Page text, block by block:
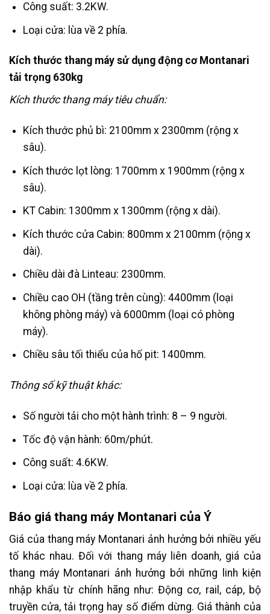
Công suất: 3.2KW.
Loại cửa: lùa về 2 phía.
Kích thước thang máy sử dụng động cơ Montanari
tải trọng 630kg
Kích thước thang máy tiêu chuẩn:
Kích thước phủ bì: 2100mm x 2300mm (rộng x
sâu).
Kích thước lọt lòng: 1700mm x 1900mm (rộng x
sâu).
KT Cabin: 1300mm x 1300mm (rộng x dài).
Kích thước cửa Cabin: 800mm x 2100mm (rộng x
dài).
Chiều dài đà Linteau: 2300mm.
Chiều cao OH (tầng trên cùng): 4400mm (loại
không phòng máy) và 6000mm (loại có phòng
máy).
Chiều sâu tối thiểu của hố pit: 1400mm.
Thông số kỹ thuật khác:
Số người tải cho một hành trình: 8 – 9 người.
Tốc độ vận hành: 60m/phút.
Công suất: 4.6KW.
Loại cửa: lùa về 2 phía.
Báo giá thang máy Montanari của Ý
Giá của thang máy Montanari ảnh hưởng bởi nhiều yếu
tố khác nhau. Đối với thang máy liên doanh, giá của
thang máy Montanari ảnh hưởng bởi những linh kiện
nhập khẩu từ chính hãng như: Động cơ, rail, cáp, bộ
truyền cửa, tải trọng hay số điểm dừng. Giá thành của